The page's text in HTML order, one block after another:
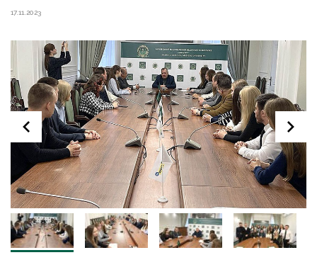
17.11.2023